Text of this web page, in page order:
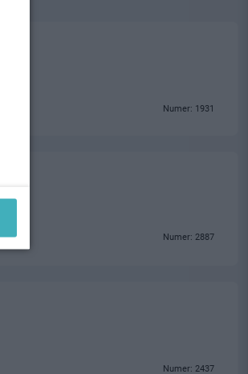
Numer: 1931
Numer: 2887
Numer: 2437